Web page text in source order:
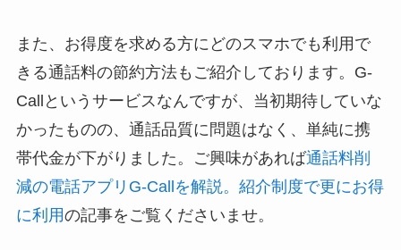
また、お得度を求める方にどのスマホでも利用で
きる通話料の節約方法もご紹介しております。G-
Callというサービスなんですが、当初期待していな
かったものの、通話品質に問題はなく、単純に携
帯代金が下がりました。ご興味があれば通話料削
減の電話アプリG-Callを解説。紹介制度で更にお得
に利用の記事をご覧くださいませ。